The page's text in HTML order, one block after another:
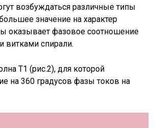
возбуждаться различные типы
значение на характер
оказывает фазовое соотношение
витками спирали.
Т1 (рис.2), для которой
на 360 градусов фазы токов на